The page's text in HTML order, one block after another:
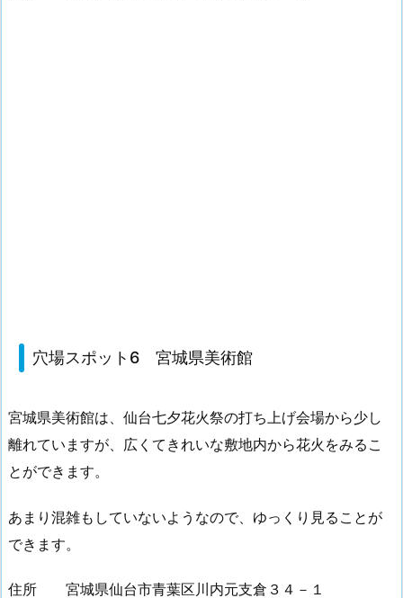
穴場スポット6 宮城県美術館
宮城県美術館は、仙台七夕花火祭の打ち上げ会場から少し
離れていますが、広くてきれいな敷地内から花火をみるこ
とができます。
あまり混雑もしていないようなので、ゆっくり見ることが
できます。
住所 宮城県仙台市青葉区川内元支倉３４－１